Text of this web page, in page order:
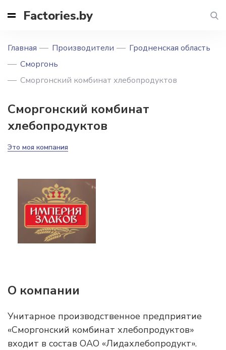
Factories.by
Главная Производители
Гродненская область
Сморгонь
Сморгонский комбинат хлебопродуктов
Сморгонский комбинат
хлебопродуктов
Это моя компания
О компании
Унитарное производственное предприятие
«Сморгонский комбинат хлебопродуктов»
входит в состав ОАО «Лидахлебопродукт».